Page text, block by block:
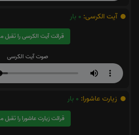
آیت الکرسی: 0 بار
قرائت آیت الکرسی را تقبل میکنم
صوت آیت الکرسی
زیارت عاشورا: 0 بار
قرائت زیارت عاشورا را تقبل میکنم